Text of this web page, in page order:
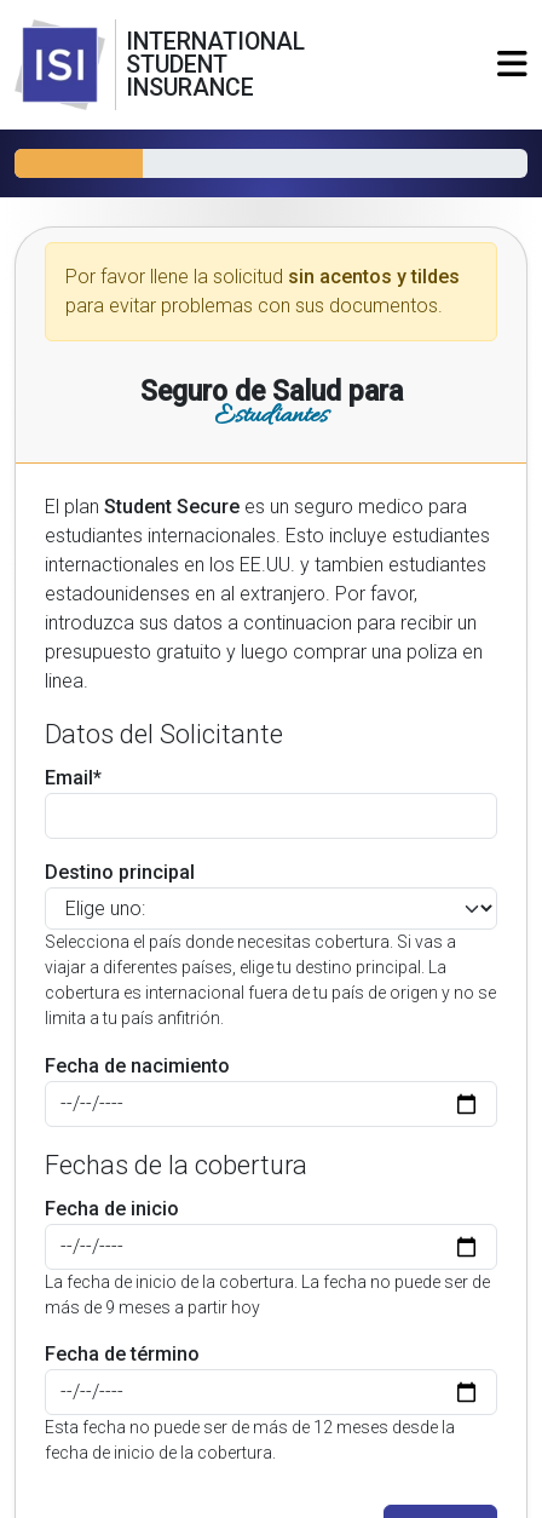
INTERNATIONAL
STUDENT
INSURANCE
Por favor llene la solicitud sin acentos y tildes
para evitar problemas con sus documentos.
Seguro de Salud para
Estudiantes
El plan Student Secure es un seguro medico para
estudiantes internacionales. Esto incluye estudiantes
internactionales en los EE.UU. y tambien estudiantes
estadounidenses en al extranjero. Por favor,
introduzca sus datos a continuacion para recibir un
presupuesto gratuito y luego comprar una poliza en
linea.
Datos del Solicitante
Email*
Destino principal
Selecciona el país donde necesitas cobertura. Si vas a
viajar a diferentes países, elige tu destino principal. La
cobertura es internacional fuera de tu país de origen y no se
limita a tu país anfitrión.
Fecha de nacimiento
Fechas de la cobertura
Fecha de inicio
La fecha de inicio de la cobertura. La fecha no puede ser de
más de 9 meses a partir hoy
Fecha de término
Esta fecha no puede ser de más de 12 meses desde la
fecha de inicio de la cobertura.